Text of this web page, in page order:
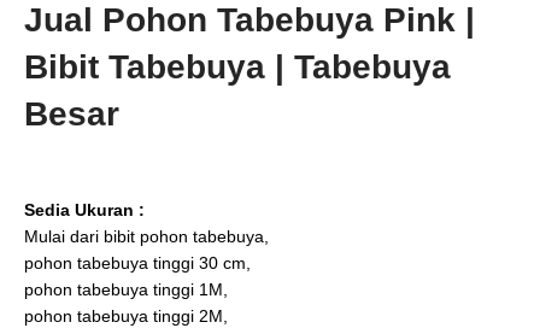
Jual Pohon Tabebuya Pink |
Bibit Tabebuya | Tabebuya
Besar
Sedia Ukuran :
Mulai dari bibit pohon tabebuya,
pohon tabebuya tinggi 30 cm,
pohon tabebuya tinggi 1M,
pohon tabebuya tinggi 2M,